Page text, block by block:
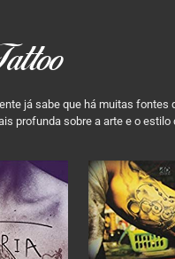
já sabe que há muitas
profunda sobre a arte e o estilo